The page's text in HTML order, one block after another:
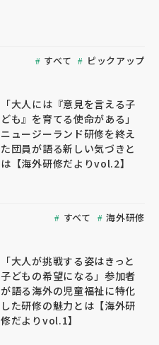
すべて ピックアップ
「大人には『意見を言える子
ども』を育てる使命がある」
ニュージーランド研修を終え
た団員が語る新しい気づきと
は【海外研修だよりvol.2】
すべて 海外研修
「大人が挑戦する姿はきっと
子どもの希望になる」参加者
が語る海外の児童福祉に特化
した研修の魅力とは【海外研
修だよりvol.1】